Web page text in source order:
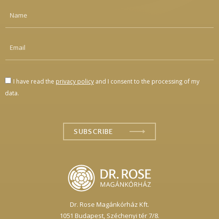
Dr. Rose Magánkórház Kft.
1051 Budapest,Széchenyi tér 7/8.
I have read the privacy policy and I consent to the processing of my
data.